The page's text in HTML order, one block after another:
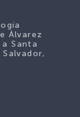
Álvarez
Santa